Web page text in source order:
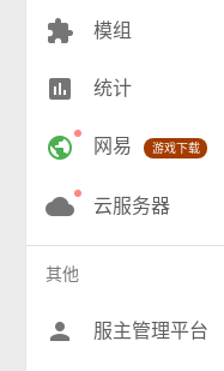
RPG(200)
小游戏(16)
神奇宝贝(26)
工业(10)
extension 模组
insert_chart 统计
public 网易 游戏下载
cloud 云服务器
其他
person 服主管理平台